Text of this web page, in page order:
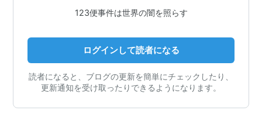
123便事件は世界の闇を照らす
ログインして読者になる
読者になると、ブログの更新を簡単にチェックしたり、
更新通知を受け取ったりできるようになります。